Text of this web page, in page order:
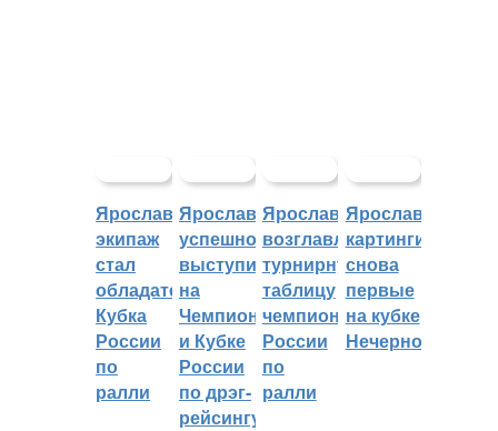
Ярославский
экипаж
стал
обладателем
Кубка
России
по
ралли
Ярославцы
успешно
выступили
на
Чемпионате
и Кубке
России
по дрэг-
рейсингу
Ярославцы
возглавляют
турнирную
таблицу
чемпионата
России
по
ралли
Ярославские
картингисты
снова
первые
на кубке
Нечерноземья